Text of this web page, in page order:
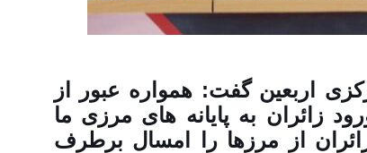
اربعین گفت: همواره عبور از
زائران به پایانه های مرزی ما
از مرزها را امسال برطرف